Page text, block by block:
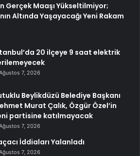
Gerçek Maaşı Yükseltilmiyor;
Altında Yaşayacağı Yeni Rakam
20 ilçeye 9 saat elektrik
7, 2026
Beylikdüzü Belediye Başkanı
Murat Çalık, Özgür Özel’in
partisine katılmayacak
7, 2026
İddiaları Yalanladı
7, 2026